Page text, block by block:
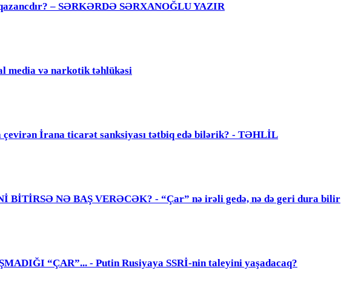
– SƏRKƏRDƏ SƏRXANOĞLU YAZIR
media və narkotik təhlükəsi
İrana ticarət sanksiyası tətbiq edə bilərik? - TƏHLİL
BİTİRSƏ NƏ BAŞ VERƏCƏK? - “Çar” nə irəli gedə, nə də geri dura bilir
“ÇAR”... - Putin Rusiyaya SSRİ-nin taleyini yaşadacaq?